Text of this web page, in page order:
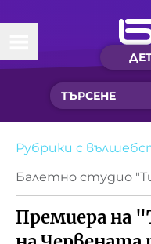
Начало
Какво ново?
Рубрики с
Детско радио
Чуйте
Рубрики с
Балетно студио
Премиера на